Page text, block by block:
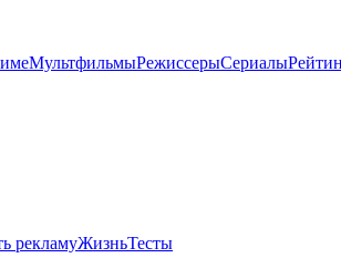
МультфильмыРежиссерыСериалы
рекламуЖизньТесты